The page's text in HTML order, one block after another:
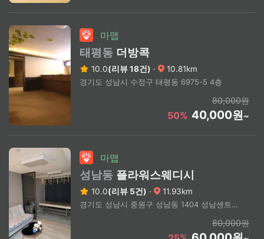
마맵
태평동 더방콕
10.0(리뷰 18건) · 10.81km
경기도 성남시 수정구 태평동 6975-5 4층
80,000원
50% 40,000원~
마맵
성남동 플라워스웨디시
10.0(리뷰 5건) · 11.93km
경기도 성남시 중원구 성남동 1404 성남센트럴 푸르지오시티 오피스텔
80,000원